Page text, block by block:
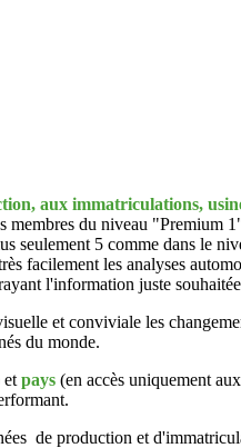
aux immatriculations,
du niveau "Premium
5 comme dans le
les analyses
l'information juste
et conviviale les
du monde.
et pays (en accès uniquement
de production et